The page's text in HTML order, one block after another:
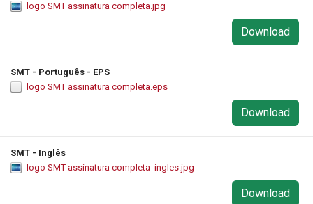
logo SMT assinatura completa.jpg
Download
SMT - Português - EPS
logo SMT assinatura completa.eps
Download
SMT - Inglês
logo SMT assinatura completa_ingles.jpg
Download